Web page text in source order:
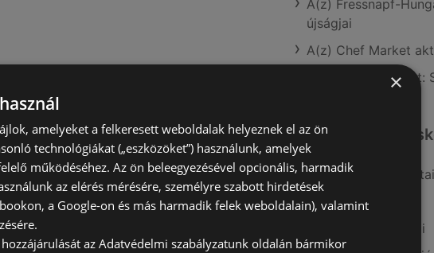
A(z) Fressnapf-
újságjai
A(z) Chef Market
A(z) Reál üzletei itt:
Hasonló
A(z) Auchan ajánlatai
A(z) CBA ajánlatai
A(z) Privát ajánlatai
×
amelyeket a felkeresett weboldalak helyeznek el az ön
technológiákat („eszközöket”) használunk, amelyek
működéséhez. Az ön beleegyezésével opcionális, harmadik
az elérés mérésére, személyre szabott hirdetések
a Google-on és más harmadik felek weboldalain), valamint
az Adatvédelmi szabályzatunk oldalán bármikor